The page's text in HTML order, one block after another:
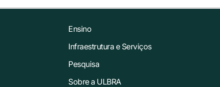
Ensino
Infraestrutura e Serviços
Pesquisa
Sobre a ULBRA